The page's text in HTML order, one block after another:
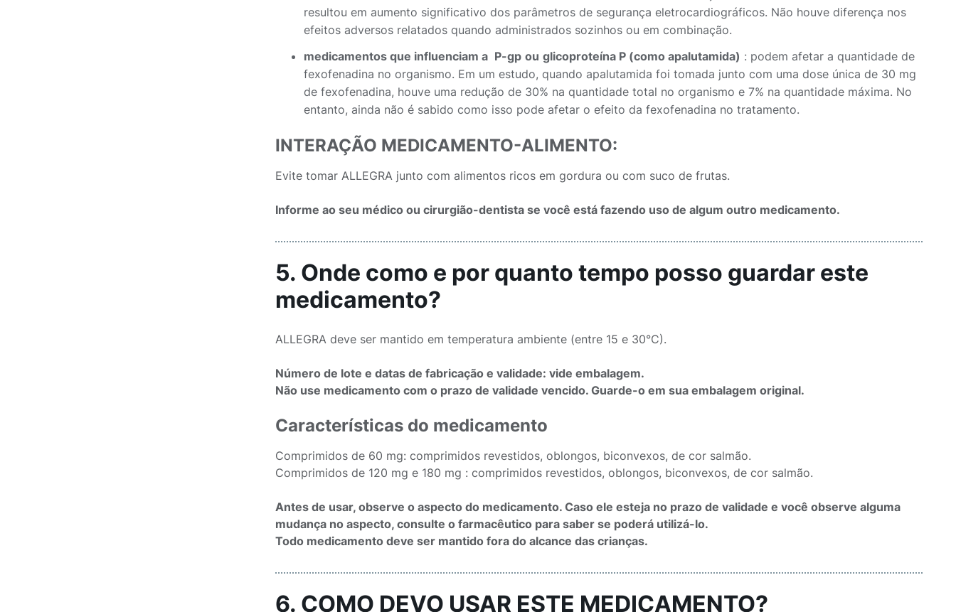
resultou em aumento significativo dos parâmetros de segurança eletrocardiográficos. Não houve diferença nos
efeitos adversos relatados quando administrados sozinhos ou em combinação.
medicamentos que influenciam a P-gp ou glicoproteína P (como apalutamida) : podem afetar a quantidade de
fexofenadina no organismo. Em um estudo, quando apalutamida foi tomada junto com uma dose única de 30 mg
de fexofenadina, houve uma redução de 30% na quantidade total no organismo e 7% na quantidade máxima. No
entanto, ainda não é sabido como isso pode afetar o efeito da fexofenadina no tratamento.
INTERAÇÃO MEDICAMENTO-ALIMENTO:
Evite tomar ALLEGRA junto com alimentos ricos em gordura ou com suco de frutas.
Informe ao seu médico ou cirurgião-dentista se você está fazendo uso de algum outro medicamento.
5. Onde como e por quanto tempo posso guardar este
medicamento?
ALLEGRA deve ser mantido em temperatura ambiente (entre 15 e 30°C).
Número de lote e datas de fabricação e validade: vide embalagem.
Não use medicamento com o prazo de validade vencido. Guarde-o em sua embalagem original.
Características do medicamento
Comprimidos de 60 mg: comprimidos revestidos, oblongos, biconvexos, de cor salmão.
Comprimidos de 120 mg e 180 mg : comprimidos revestidos, oblongos, biconvexos, de cor salmão.
Antes de usar, observe o aspecto do medicamento. Caso ele esteja no prazo de validade e você observe alguma
mudança no aspecto, consulte o farmacêutico para saber se poderá utilizá-lo.
Todo medicamento deve ser mantido fora do alcance das crianças.
6. COMO DEVO USAR ESTE MEDICAMENTO?